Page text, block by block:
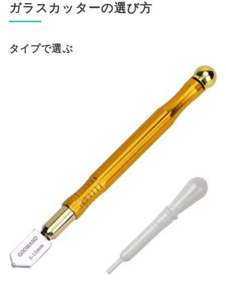
ガラスカッターの選び方
タイプで選ぶ